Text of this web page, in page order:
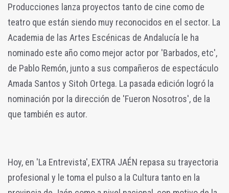
Producciones lanza proyectos tanto de cine como de
teatro que están siendo muy reconocidos en el sector. La
Academia de las Artes Escénicas de Andalucía le ha
nominado este año como mejor actor por 'Barbados, etc',
de Pablo Remón, junto a sus compañeros de espectáculo
Amada Santos y Sitoh Ortega. La pasada edición logró la
nominación por la dirección de 'Fueron Nosotros', de la
que también es autor.
Hoy, en 'La Entrevista', EXTRA JAÉN repasa su trayectoria
profesional y le toma el pulso a la Cultura tanto en la